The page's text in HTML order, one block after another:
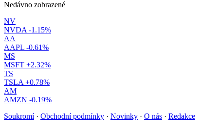
Nedávno zobrazené
NV
NVDA -1.15%
AA
AAPL -0.61%
MS
MSFT +2.32%
TS
TSLA +0.78%
AM
AMZN -0.19%
Soukromí · Obchodní podmínky · Novinky · O nás · Redakce